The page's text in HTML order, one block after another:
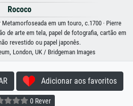
Rococo
em um touro, c.1700 · Pierre
de arte em tela, papel de fotografia, cartão em
revestido ou papel japonês.
London, UK / Bridgeman Images
Adicionar aos favoritos
0 Rever